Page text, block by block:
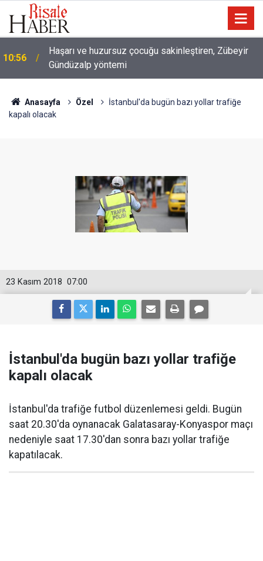
10:56
Haşarı ve huzursuz çocuğu sakinleştiren, Zübeyir
Gündüzalp yöntemi
10:00
Niye 'dilimin ucunda' demek zorunda kalıyoruz?
Anasayfa Özel
İstanbul'da bugün bazı yollar trafiğe
kapalı olacak
07:00
23 Kasım 2018
İstanbul'da bugün bazı yollar trafiğe
kapalı olacak
İstanbul'da trafiğe futbol düzenlemesi geldi. Bugün
saat 20.30'da oynanacak Galatasaray-Konyaspor maçı
nedeniyle saat 17.30'dan sonra bazı yollar trafiğe
kapatılacak.